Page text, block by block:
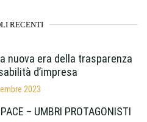
RECENTI
nuova era della trasparenza
d’impresa
2023
– UMBRI PROTAGONISTI